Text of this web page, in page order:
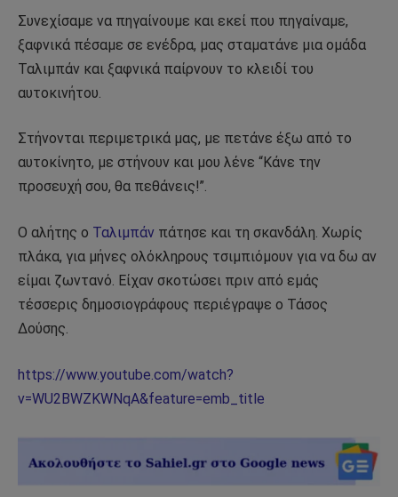
Συνεχίσαμε να πηγαίνουμε και εκεί που πηγαίναμε,
ξαφνικά πέσαμε σε ενέδρα, μας σταματάνε μια ομάδα
Ταλιμπάν και ξαφνικά παίρνουν το κλειδί του
αυτοκινήτου.
Στήνονται περιμετρικά μας, με πετάνε έξω από το
αυτοκίνητο, με στήνουν και μου λένε “Κάνε την
προσευχή σου, θα πεθάνεις!”.
Ο αλήτης ο Ταλιμπάν πάτησε και τη σκανδάλη. Χωρίς
πλάκα, για μήνες ολόκληρους τσιμπιόμουν για να δω αν
είμαι ζωντανό. Είχαν σκοτώσει πριν από εμάς
τέσσερις δημοσιογράφους περιέγραψε ο Τάσος
Δούσης.
https://www.youtube.com/watch?
v=WU2BWZKWNqA&feature=emb_title